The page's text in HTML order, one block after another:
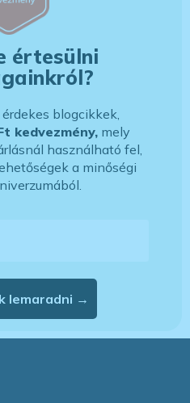
értesülni
blogcikkek,
kedvezmény, mely
használható fel,
a minőségi
Nem akarok lemaradni →